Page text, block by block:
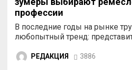
профессии
В последние годы на рынке
любопытный тренд:
РЕДАКЦИЯ 3886